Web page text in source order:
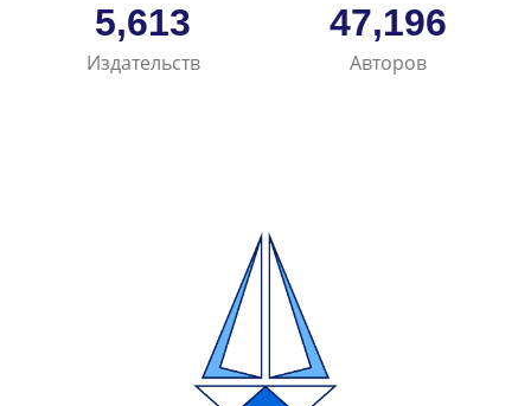
6,482
Издательств
54,497
Авторов